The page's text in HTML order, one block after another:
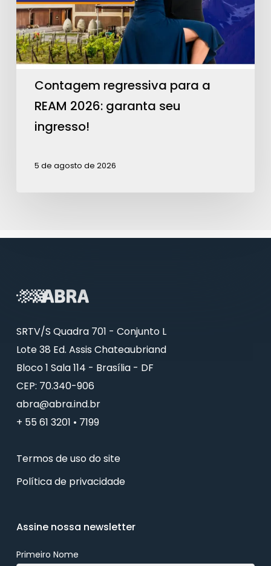
2026:
garanta
seu
ingresso!
Contagem regressiva para a
REAM 2026: garanta seu
ingresso!
5 de agosto de 2026
SRTV/S Quadra 701 - Conjunto L
Lote 38 Ed. Assis Chateaubriand
Bloco 1 Sala 114 - Brasília - DF
CEP: 70.340-906
abra@abra.ind.br
+ 55 61 3201 • 7199
Termos de uso do site
Política de privacidade
Assine nossa newsletter
Primeiro Nome